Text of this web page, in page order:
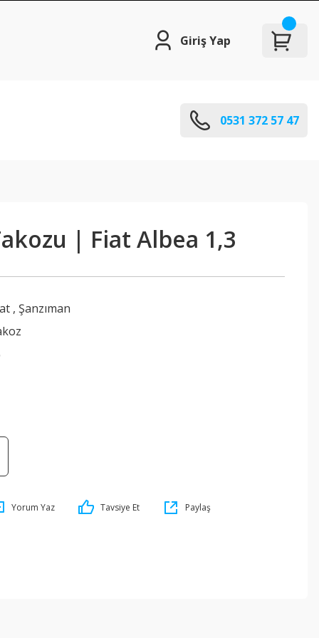
Giriş Yap
0531 372 57 47
| Fiat Albea 1,3
, Şanzıman
Yorum Yaz Tavsiye Et Paylaş